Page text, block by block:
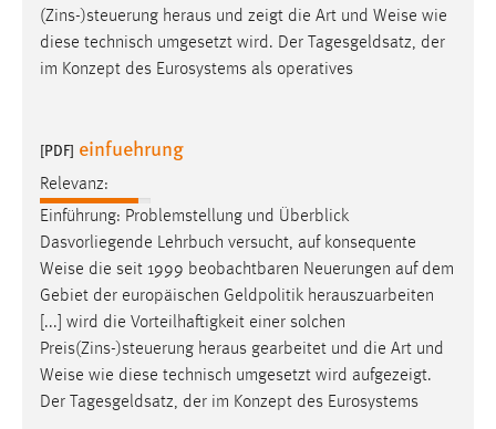
(Zins-)steuerung heraus und zeigt die Art und Weise wie
diese technisch umgesetzt wird. Der Tagesgeldsatz, der
im Konzept des Eurosystems als operatives
[PDF] einfuehrung
Relevanz:
Einführung: Problemstellung und Überblick
Dasvorliegende Lehrbuch versucht, auf konsequente
Weise die seit 1999 beobachtbaren Neuerungen auf dem
Gebiet der europäischen Geldpolitik herauszuarbeiten
[...] wird die Vorteilhaftigkeit einer solchen
Preis(Zins-)steuerung heraus gearbeitet und die Art und
Weise wie diese technisch umgesetzt wird aufgezeigt.
Der Tagesgeldsatz, der im Konzept des Eurosystems